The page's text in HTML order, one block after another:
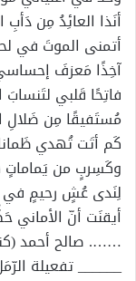
أنَذا العائِدُ مِن دَأبِ
أتمنى الموتَ في
آخِذًا مَعزفَ
فاتِحًا قَلبي لتَنسابَ
مُستَفيقًا مِن ضَلالِ
كَم أتَت تُهدي
وكَسِربٍ من
لِنَدى عُشٍ رحيمٍ في
أيقنَت أنّ الأماني
……. صالح أحمد
______ تفعيلة